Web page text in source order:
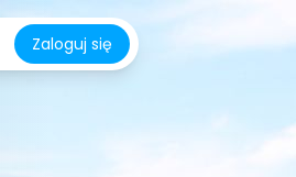
Zaloguj się